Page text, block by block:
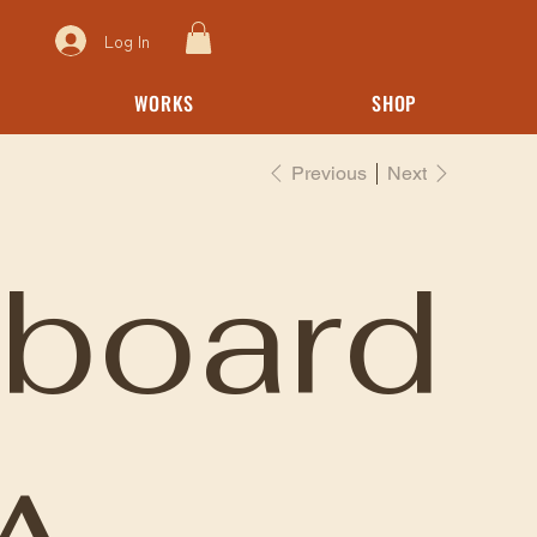
WORKS SHOP
Log In
Previous Next